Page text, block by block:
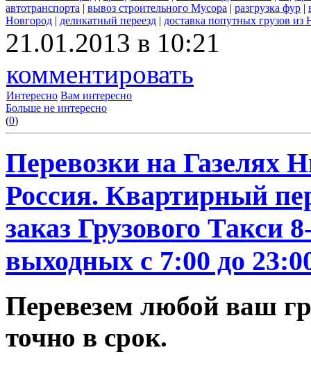
автотранспорта | вывоз строительного Мусора | разгрузка фур |
Новгород | деликатный переезд | доставка попутных грузов
21.01.2013 в 10:21
комментировать
Интересно Вам интересно
Больше не интересно
(0)
Перевозки на Газелях
Россия. Квартирный
заказ Грузового Такси
выходных c 7:00 до
Перевезем любой ваш
точно в срок.